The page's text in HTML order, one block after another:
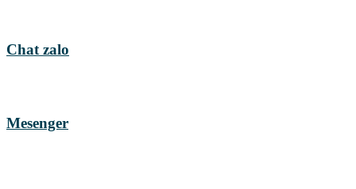
Chat zalo
Mesenger